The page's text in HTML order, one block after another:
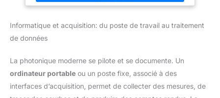
légère pour la station de
en compte, l'essai
d'accélération, etc.
Informatique et acquisition: du poste de travail au traitement
de données
La photonique moderne se pilote et se documente. Un
ordinateur portable ou un poste fixe, associé à des
interfaces d’acquisition, permet de collecter des mesures, de